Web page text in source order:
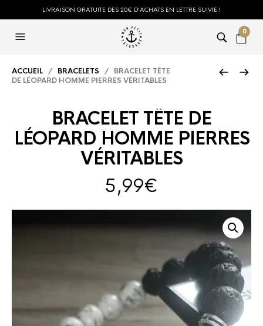
LIVRAISON GRATUITE DÈS 20€ D'ACHATS EN LETTRE SUIVIE !
0
ACCUEIL / BRACELETS / BRACELET TÊTE
DE LÉOPARD HOMME PIERRES VÉRITABLES
BRACELET TÊTE DE
LÉOPARD HOMME PIERRES
VÉRITABLES
5,99€